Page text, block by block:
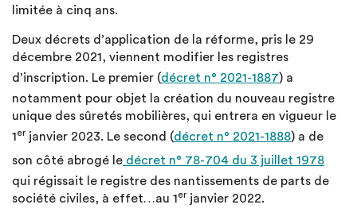
limitée à cinq ans.
Deux décrets d’application de la réforme, pris le 29
décembre 2021, viennent modifier les registres
d’inscription. Le premier (décret n° 2021-1887) a
notamment pour objet la création du nouveau registre
unique des sûretés mobilières, qui entrera en vigueur le
1er janvier 2023. Le second (décret n° 2021-1888) a de
son côté abrogé le décret n° 78-704 du 3 juillet 1978
qui régissait le registre des nantissements de parts de
société civiles, à effet…au 1er janvier 2022.